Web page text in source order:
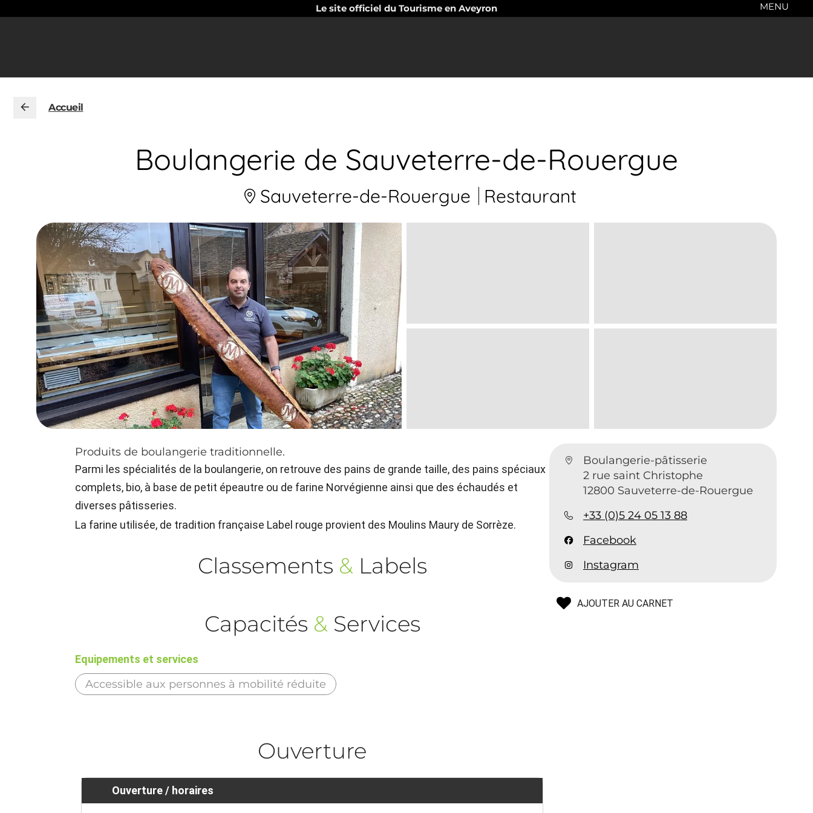
Le site officiel du Tourisme en Aveyron MENU
Accueil
Boulangerie de Sauveterre-de-Rouergue
Sauveterre-de-Rouergue Restaurant
Boulangerie-pâtisserie
2 rue saint Christophe
12800 Sauveterre-de-Rouergue
+33 (0)5 24 05 13 88
Facebook
Instagram
AJOUTER AU CARNET
Produits de boulangerie traditionnelle.
Parmi les spécialités de la boulangerie, on retrouve des pains de grande taille, des pains spéciaux
complets, bio, à base de petit épeautre ou de farine Norvégienne ainsi que des échaudés et
diverses pâtisseries.
La farine utilisée, de tradition française Label rouge provient des Moulins Maury de Sorrèze.
Classements & Labels
Capacités & Services
Equipements et services
Accessible aux personnes à mobilité réduite
Ouverture
Ouverture / horaires